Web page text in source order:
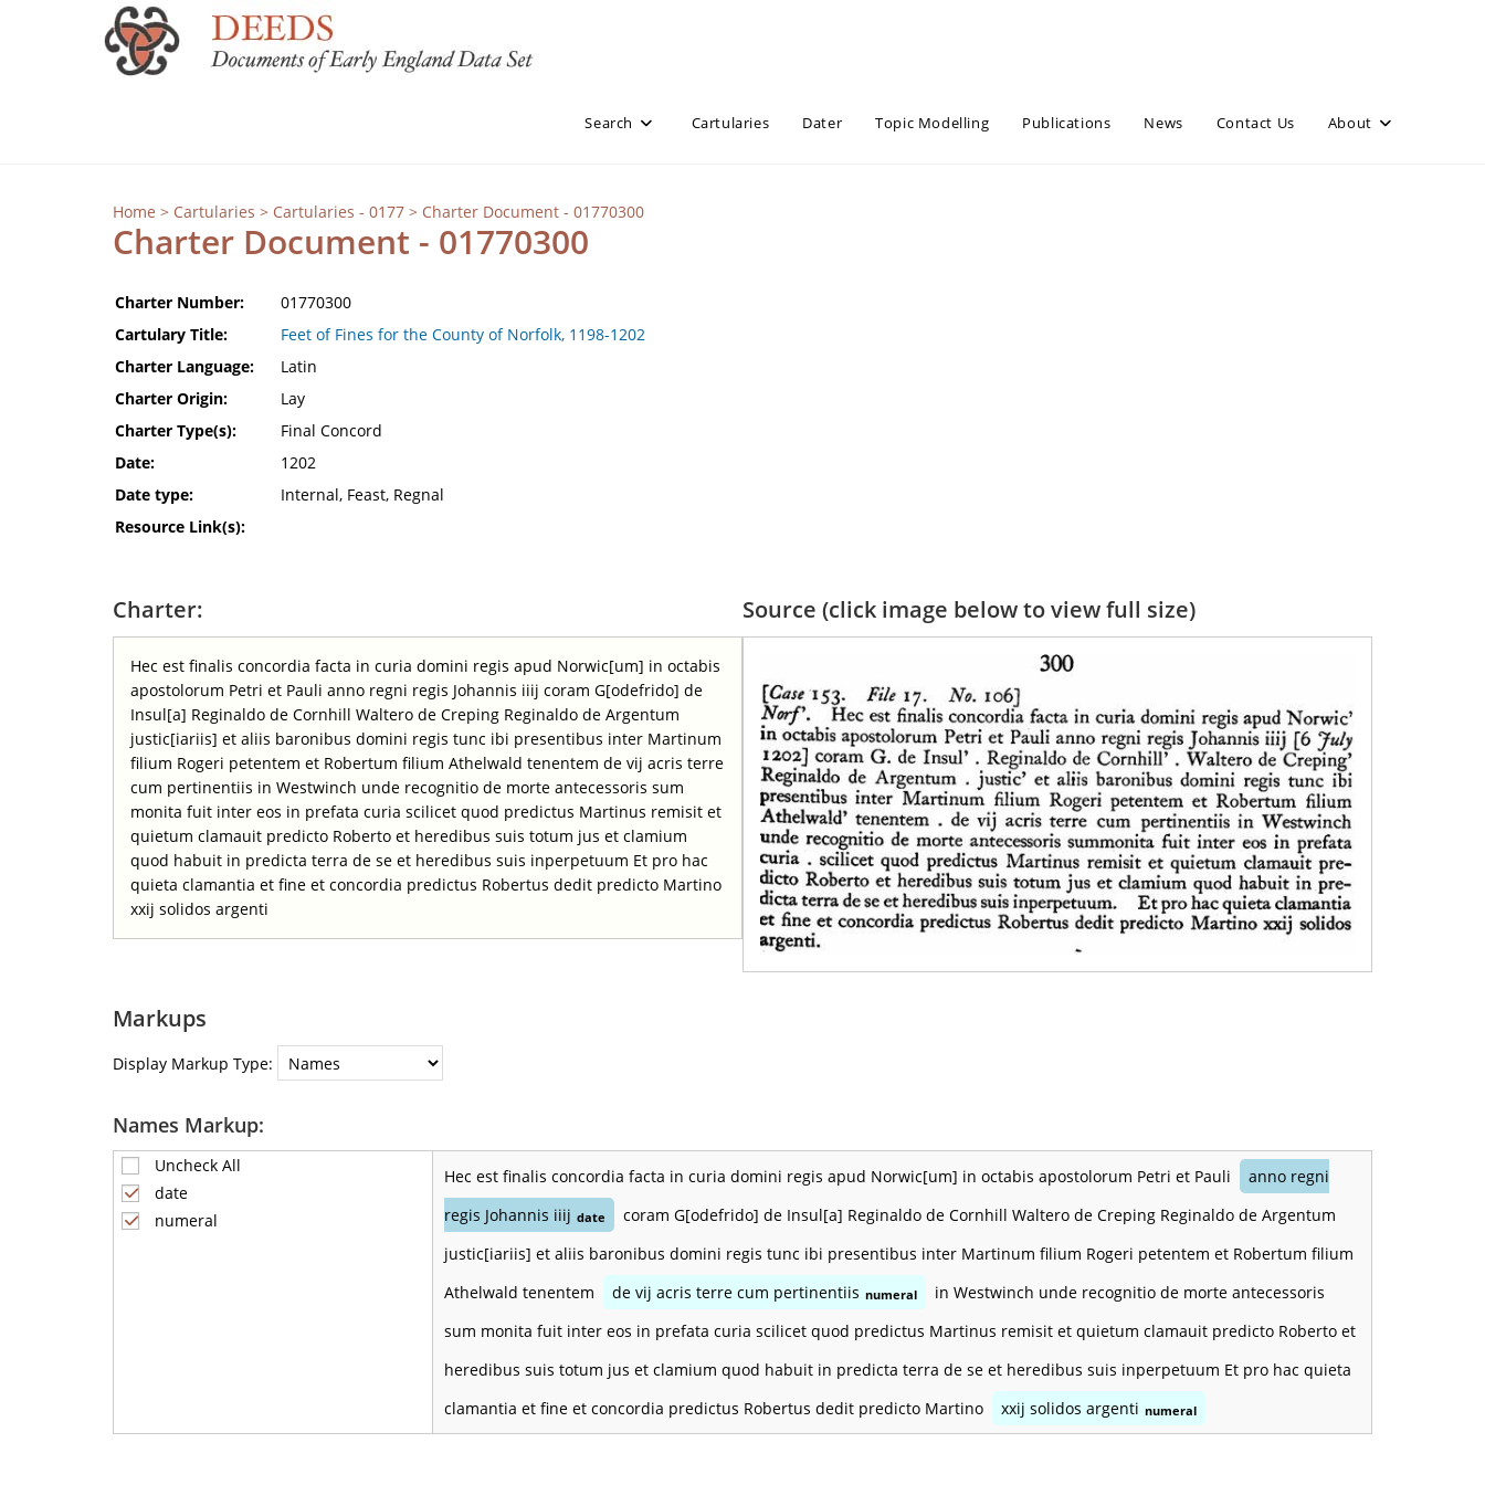
Search Cartularies Dater Topic Modelling Publications News Contact Us About
Home > Cartularies > Cartularies - 0177 > Charter Document - 01770300
Charter Document - 01770300
Charter Number:
01770300
Cartulary Title:
Feet of Fines for the County of Norfolk, 1198-1202
Charter Language:
Latin
Charter Origin:
Lay
Charter Type(s):
Final Concord
Date:
1202
Date type:
Internal, Feast, Regnal
Resource Link(s):
Charter:
Hec est finalis concordia facta in curia domini regis apud Norwic[um] in octabis
apostolorum Petri et Pauli anno regni regis Johannis iiij coram G[odefrido] de
Insul[a] Reginaldo de Cornhill Waltero de Creping Reginaldo de Argentum
justic[iariis] et aliis baronibus domini regis tunc ibi presentibus inter Martinum
filium Rogeri petentem et Robertum filium Athelwald tenentem de vij acris terre
cum pertinentiis in Westwinch unde recognitio de morte antecessoris sum
monita fuit inter eos in prefata curia scilicet quod predictus Martinus remisit et
quietum clamauit predicto Roberto et heredibus suis totum jus et clamium
quod habuit in predicta terra de se et heredibus suis inperpetuum Et pro hac
quieta clamantia et fine et concordia predictus Robertus dedit predicto Martino
xxij solidos argenti
Source (click image below to view full size)
Markups
Display Markup Type:
Names Markup:
Uncheck All
date
numeral
Hec est finalis concordia facta in curia domini regis apud Norwic[um] in octabis apostolorum Petri et Pauli
anno regni
regis Johannis iiij date
coram G[odefrido] de Insul[a] Reginaldo de Cornhill Waltero de Creping Reginaldo de Argentum
justic[iariis] et aliis baronibus domini regis tunc ibi presentibus inter Martinum filium Rogeri petentem et Robertum filium
Athelwald tenentem
de vij acris terre cum pertinentiis numeral
in Westwinch unde recognitio de morte antecessoris
sum monita fuit inter eos in prefata curia scilicet quod predictus Martinus remisit et quietum clamauit predicto Roberto et
heredibus suis totum jus et clamium quod habuit in predicta terra de se et heredibus suis inperpetuum Et pro hac quieta
clamantia et fine et concordia predictus Robertus dedit predicto Martino
xxij solidos argenti numeral